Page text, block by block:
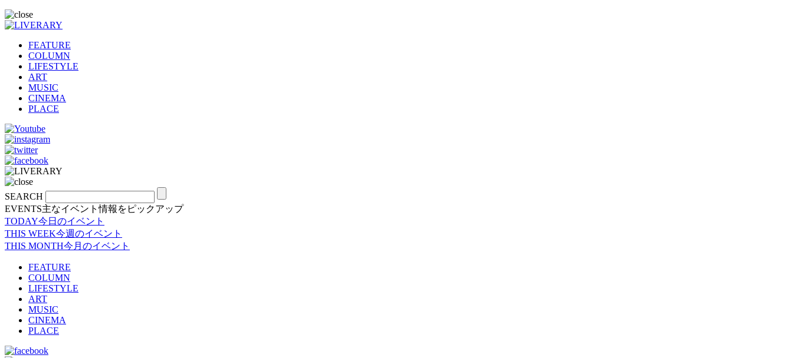
FEATURE
COLUMN
LIFESTYLE
ART
MUSIC
CINEMA
PLACE
SEARCH
EVENTS主なイベント情報をピックアップ
TODAY今日のイベント
THIS WEEK今週のイベント
THIS MONTH今月のイベント
FEATURE
COLUMN
LIFESTYLE
ART
MUSIC
CINEMA
PLACE